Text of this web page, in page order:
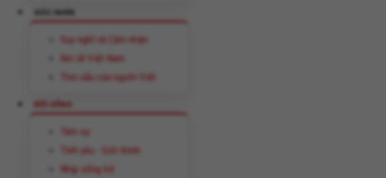
GÓC NHÌN
Suy nghĩ và Cảm nhận
Nói về Việt Nam
Thói xấu của người Việt
ĐỜI SỐNG
Tâm sự
Tình yêu - Giới thính
Nhịp sống trẻ